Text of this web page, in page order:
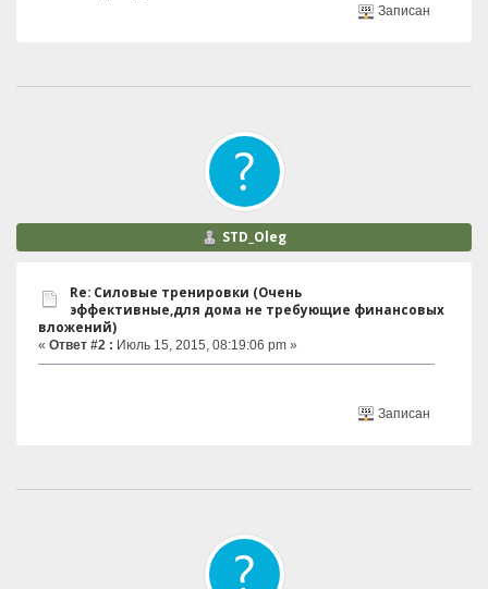
Записан
STD_Oleg
Re: Силовые тренировки (Очень
эффективные,для дома не требующие финансовых
вложений)
« Ответ #2 : Июль 15, 2015, 08:19:06 pm »
Записан